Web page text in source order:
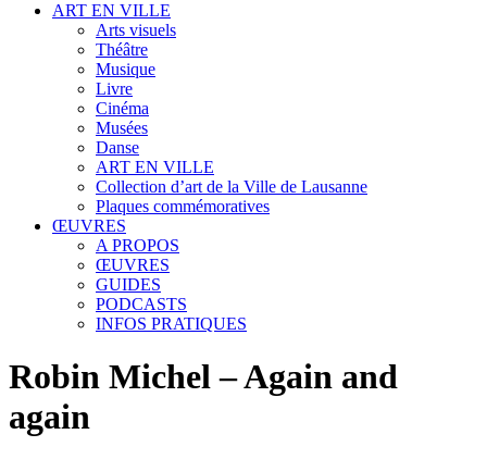
ART EN VILLE
Arts visuels
Théâtre
Musique
Livre
Cinéma
Musées
Danse
ART EN VILLE
Collection d’art de la Ville de Lausanne
Plaques commémoratives
ŒUVRES
A PROPOS
ŒUVRES
GUIDES
PODCASTS
INFOS PRATIQUES
Robin Michel – Again and
again